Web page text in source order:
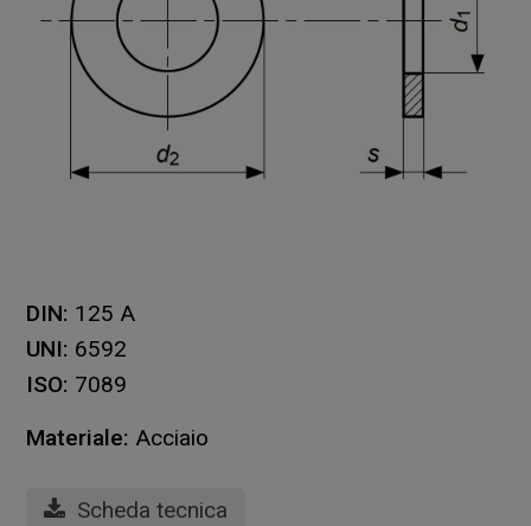
DIN: 125 A
UNI: 6592
ISO: 7089
Materiale: Acciaio
Scheda tecnica